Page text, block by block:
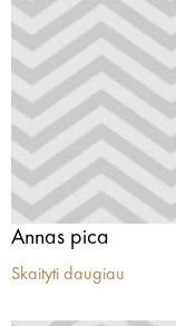
Annas pica
Skaityti daugiau